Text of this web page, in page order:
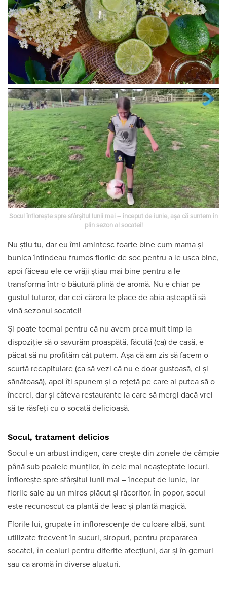
Socul înfloreşte spre sfârşitul lunii mai – început de iunie, așa că suntem în
plin sezon al socatei!
Nu știu tu, dar eu îmi amintesc foarte bine cum mama și
bunica întindeau frumos florile de soc pentru a le usca bine,
apoi făceau ele ce vrăji știau mai bine pentru a le
transforma într-o băutură plină de aromă. Nu e chiar pe
gustul tuturor, dar cei cărora le place de abia așteaptă să
vină sezonul socatei!
Și poate tocmai pentru că nu avem prea mult timp la
dispoziție să o savurăm proaspătă, făcută (ca) de casă, e
păcat să nu profităm cât putem. Așa că am zis să facem o
scurtă recapitulare (ca să vezi că nu e doar gustoasă, ci și
sănătoasă), apoi îți spunem și o rețetă pe care ai putea să o
încerci, dar și câteva restaurante la care să mergi dacă vrei
să te răsfeți cu o socată delicioasă.
Socul, tratament delicios
Socul e un arbust indigen, care creşte din zonele de câmpie
până sub poalele munţilor, în cele mai neaşteptate locuri.
Înfloreşte spre sfârşitul lunii mai – început de iunie, iar
florile sale au un miros plăcut şi răcoritor. În popor, socul
este recunoscut ca plantă de leac şi plantă magică.
Florile lui, grupate în inflorescenţe de culoare albă, sunt
utilizate frecvent în sucuri, siropuri, pentru prepararea
socatei, în ceaiuri pentru diferite afecţiuni, dar şi în gemuri
sau ca aromă în diverse aluaturi.